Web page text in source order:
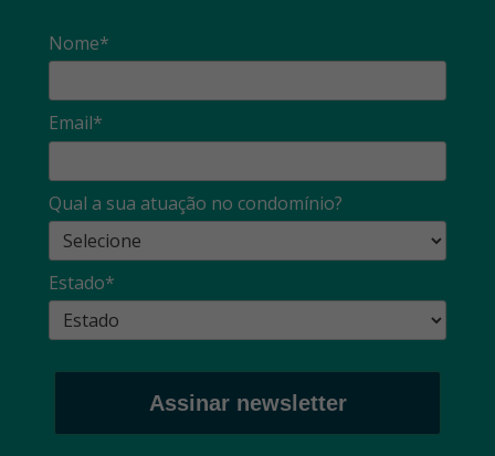
Nome*
Email*
Qual a sua atuação no condomínio?
Estado*
Assinar newsletter